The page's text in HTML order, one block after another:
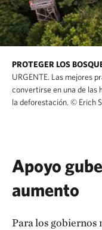
PROTEGER LOS
URGENTE. Las mejores
convertirse en una de las
la deforestación. © Erich
Apoyo
aumento
Para los gobiernos